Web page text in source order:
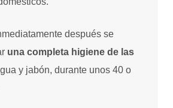
después se
una completa higiene de las
y jabón, durante unos 40 o